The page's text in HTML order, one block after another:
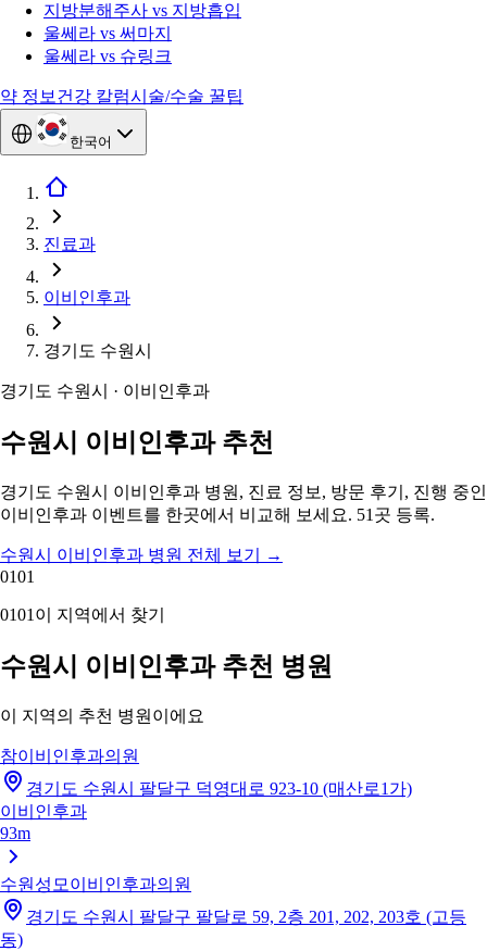
지방분해주사 vs 지방흡입
울쎄라 vs 써마지
울쎄라 vs 슈링크
약 정보 건강 칼럼시술/수술 꿀팁
한국어
진료과
이비인후과
경기도 수원시
경기도 수원시 · 이비인후과
수원시 이비인후과 추천
경기도 수원시 이비인후과 병원, 진료 정보, 방문 후기, 진행 중인
이비인후과 이벤트를 한곳에서 비교해 보세요. 51곳 등록.
수원시 이비인후과 병원 전체 보기
→
0101
0101 이 지역에서 찾기
수원시 이비인후과 추천 병원
이 지역의 추천 병원이에요
참이비인후과의원
경기도 수원시 팔달구 덕영대로 923-10 (매산로1가)
이비인후과
93m
수원성모이비인후과의원
경기도 수원시 팔달구 팔달로 59, 2층 201, 202, 203호 (고등
동)